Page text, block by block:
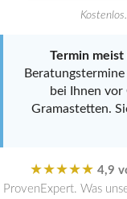
Termin
bei Ihnen
Gramastetten.
★★★★★ 4,9
ProvenExpert. Was